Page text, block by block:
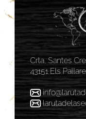
Crta, Santes
43151 Els